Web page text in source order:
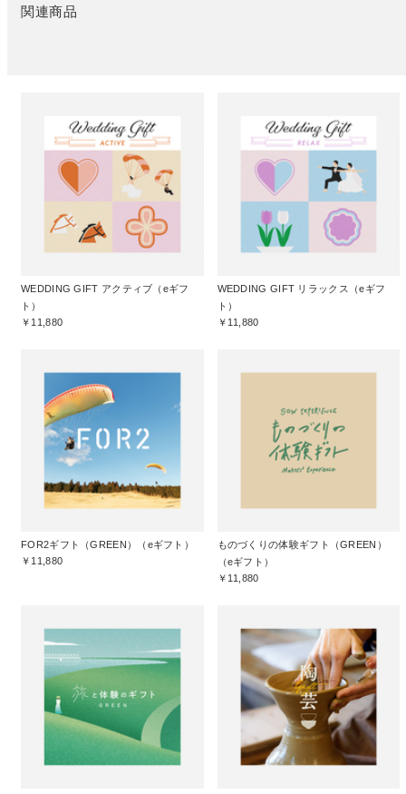
関連商品
WEDDING GIFT アクティブ（eギフ
ト）
￥11,880
WEDDING GIFT リラックス（eギフ
ト）
￥11,880
FOR2ギフト（GREEN）（eギフト）
￥11,880
ものづくりの体験ギフト（GREEN）
（eギフト）
￥11,880